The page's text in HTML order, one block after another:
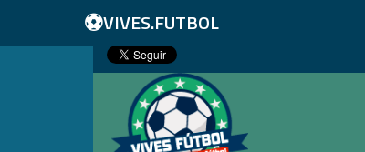
⚽VIVES.FUTBOL